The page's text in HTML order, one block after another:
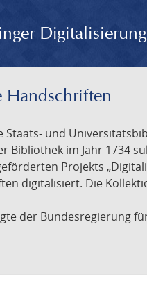
Staats- und
Bibliothek im Jahr 1734
Projekts
digitalisiert. Die
der Bundesregierung